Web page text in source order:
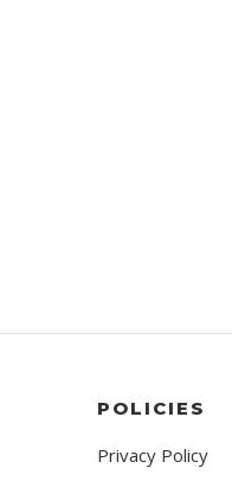
POLICIES
Privacy Policy